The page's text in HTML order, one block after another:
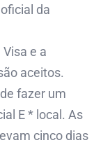
da
e a
aceitos.
fazer um
E * local. As
cinco dias